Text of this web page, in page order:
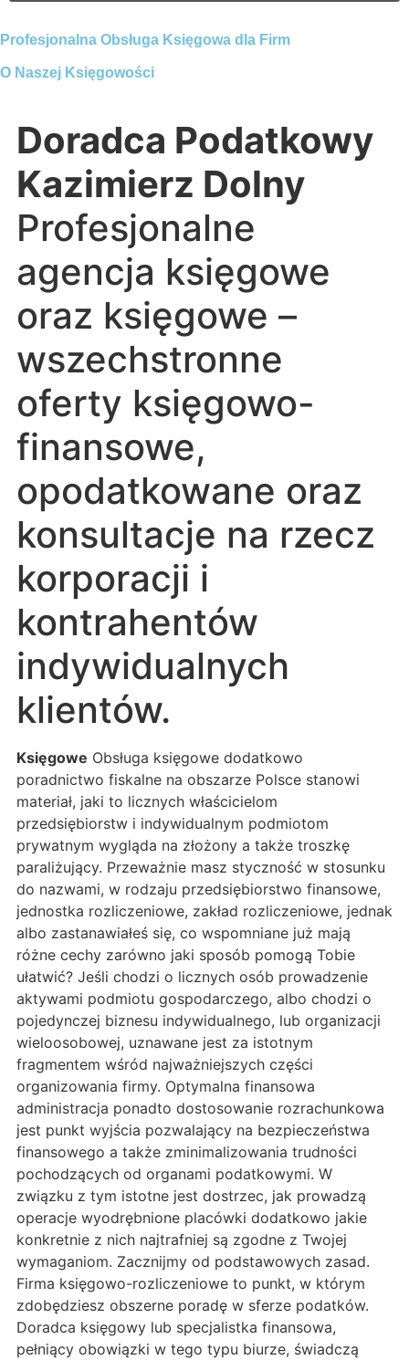
Profesjonalna Obsługa Księgowa dla Firm
O Naszej Księgowości
Doradca Podatkowy
Kazimierz Dolny
Profesjonalne
agencja księgowe
oraz księgowe –
wszechstronne
oferty księgowo-
finansowe,
opodatkowane oraz
konsultacje na rzecz
korporacji i
kontrahentów
indywidualnych
klientów.
Księgowe Obsługa księgowe dodatkowo
poradnictwo fiskalne na obszarze Polsce stanowi
materiał, jaki to licznych właścicielom
przedsiębiorstw i indywidualnym podmiotom
prywatnym wygląda na złożony a także troszkę
paraliżujący. Przeważnie masz styczność w stosunku
do nazwami, w rodzaju przedsiębiorstwo finansowe,
jednostka rozliczeniowe, zakład rozliczeniowe, jednak
albo zastanawiałeś się, co wspomniane już mają
różne cechy zarówno jaki sposób pomogą Tobie
ułatwić? Jeśli chodzi o licznych osób prowadzenie
aktywami podmiotu gospodarczego, albo chodzi o
pojedynczej biznesu indywidualnego, lub organizacji
wieloosobowej, uznawane jest za istotnym
fragmentem wśród najważniejszych części
organizowania firmy. Optymalna finansowa
administracja ponadto dostosowanie rozrachunkowa
jest punkt wyjścia pozwalający na bezpieczeństwa
finansowego a także zminimalizowania trudności
pochodzących od organami podatkowymi. W
związku z tym istotne jest dostrzec, jak prowadzą
operacje wyodrębnione placówki dodatkowo jakie
konkretnie z nich najtrafniej są zgodne z Twojej
wymaganiom. Zacznijmy od podstawowych zasad.
Firma księgowo-rozliczeniowe to punkt, w którym
zdobędziesz obszerne poradę w sferze podatków.
Doradca księgowy lub specjalistka finansowa,
pełniący obowiązki w tego typu biurze, świadczą